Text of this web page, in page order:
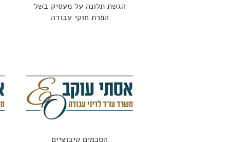
הגשת תלונה על מעסיק בשל
הפרת חוקי עבודה
הסכמים קיבוציים